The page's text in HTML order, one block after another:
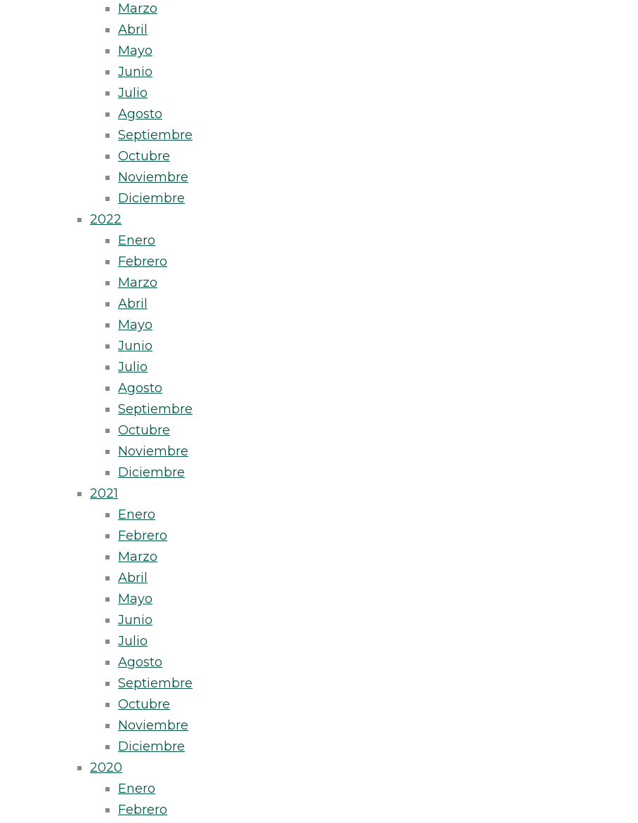
Marzo
Abril
Mayo
Junio
Julio
Agosto
Septiembre
Octubre
Noviembre
Diciembre
2022
Enero
Febrero
Marzo
Abril
Mayo
Junio
Julio
Agosto
Septiembre
Octubre
Noviembre
Diciembre
2021
Enero
Febrero
Marzo
Abril
Mayo
Junio
Julio
Agosto
Septiembre
Octubre
Noviembre
Diciembre
2020
Enero
Febrero